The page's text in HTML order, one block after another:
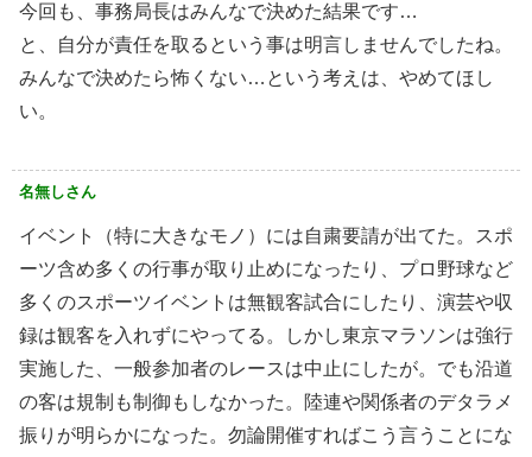
今回も、事務局長はみんなで決めた結果です…
と、自分が責任を取るという事は明言しませんでしたね。
みんなで決めたら怖くない…という考えは、やめてほし
い。
名無しさん
イベント（特に大きなモノ）には自粛要請が出てた。スポ
ーツ含め多くの行事が取り止めになったり、プロ野球など
多くのスポーツイベントは無観客試合にしたり、演芸や収
録は観客を入れずにやってる。しかし東京マラソンは強行
実施した、一般参加者のレースは中止にしたが。でも沿道
の客は規制も制御もしなかった。陸連や関係者のデタラメ
振りが明らかになった。勿論開催すればこう言うことにな